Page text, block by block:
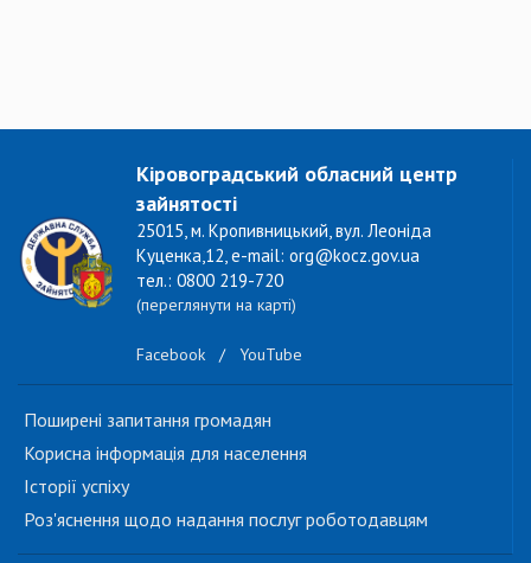
Кіровоградський обласний центр
зайнятості
25015, м. Кропивницький, вул. Леоніда
Куценка,12, e-mail: org@kocz.gov.ua
тел.: 0800 219-720
(переглянути на карті)
Facebook / YouTube
Поширені запитання громадян
Корисна інформація для населення
Історії успіху
Роз'яснення щодо надання послуг роботодавцям